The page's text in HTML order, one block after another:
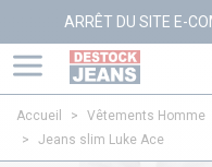
DU SITE E-
Accueil > Vêtements Homme
>
Jeans slim Luke Ace